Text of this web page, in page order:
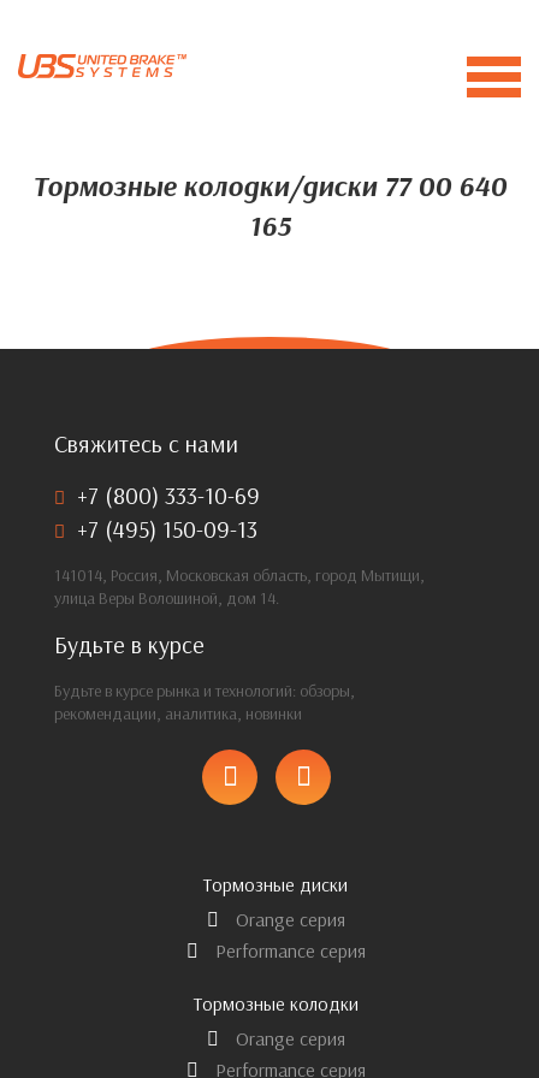
Тормозные колодки/диски 77 00 640
165
Свяжитесь с нами
+7 (800) 333-10-69
+7 (495) 150-09-13
141014, Россия, Московская область, город Мытищи,
улица Веры Волошиной, дом 14.
Будьте в курсе
Будьте в курсе рынка и технологий: обзоры,
рекомендации, аналитика, новинки
Тормозные диски
Orange серия
Performance серия
Тормозные колодки
Orange серия
Performance серия